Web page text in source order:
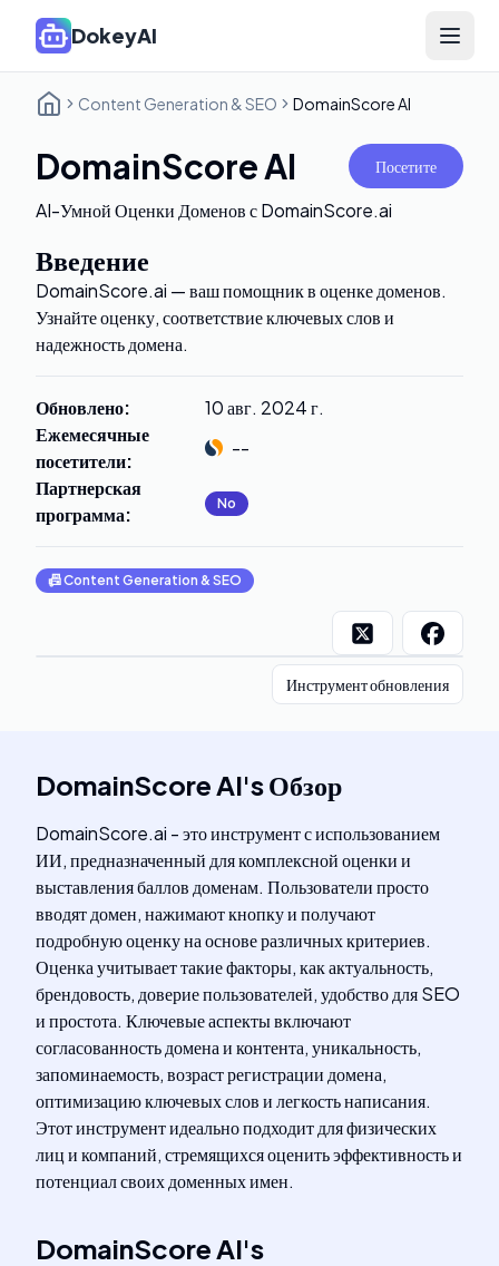
DokeyAI Open
Content Generation & SEO DomainScore AI
DomainScore AI Посетите
AI-Умной Оценки Доменов с DomainScore.ai
Введение
DomainScore.ai — ваш помощник в оценке доменов.
Узнайте оценку, соответствие ключевых слов и
надежность домена.
Обновлено:
10 авг. 2024 г.
Ежемесячные
посетители:
--
Партнерская
программа: No
📠Content Generation & SEO
Инструмент обновления
DomainScore AI'sОбзор
DomainScore.ai - это инструмент с использованием
ИИ, предназначенный для комплексной оценки и
выставления баллов доменам. Пользователи просто
вводят домен, нажимают кнопку и получают
подробную оценку на основе различных критериев.
Оценка учитывает такие факторы, как актуальность,
брендовость, доверие пользователей, удобство для SEO
и простота. Ключевые аспекты включают
согласованность домена и контента, уникальность,
запоминаемость, возраст регистрации домена,
оптимизацию ключевых слов и легкость написания.
Этот инструмент идеально подходит для физических
лиц и компаний, стремящихся оценить эффективность и
потенциал своих доменных имен.
DomainScore AI's